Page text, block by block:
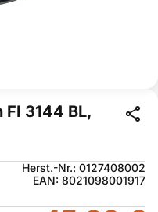
3144 BL,
Herst.-Nr.: 0127408002
EAN: 8021098001917